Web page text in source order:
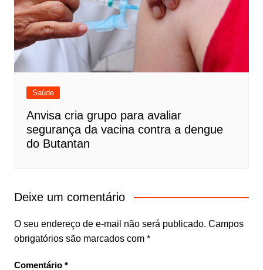
Saúde
Anvisa cria grupo para avaliar
segurança da vacina contra a dengue
do Butantan
Deixe um comentário
O seu endereço de e-mail não será publicado. Campos
obrigatórios são marcados com *
Comentário *